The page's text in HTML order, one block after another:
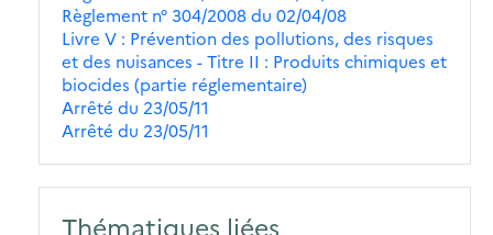
Règlement n° 304/2008 du 02/04/08
Livre V : Prévention des pollutions, des risques
et des nuisances - Titre II : Produits chimiques et
biocides (partie réglementaire)
Arrêté du 23/05/11
Arrêté du 23/05/11
Thématiques liées